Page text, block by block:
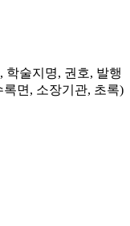
학술지명, 권호, 발행
면, 소장기관, 초록)